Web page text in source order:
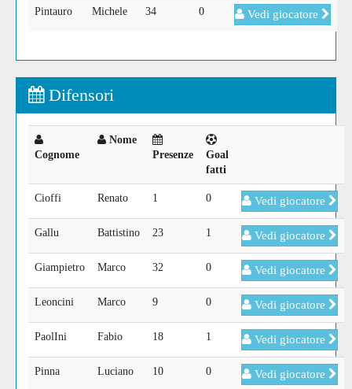
Pintauro Michele 34 0 Vedi giocatore
Difensori
Cognome
Nome
Presenze
Goal
fatti
Cioffi Renato 1 0 Vedi giocatore
Gallu Battistino 23 1 Vedi giocatore
Giampietro Marco 32 0 Vedi giocatore
Leoncini Marco 9 0 Vedi giocatore
PaolIni Fabio 18 1 Vedi giocatore
Pinna Luciano 10 0 Vedi giocatore